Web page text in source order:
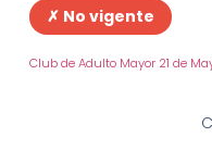
✗ No vigente
Club de Adulto Mayor 21 de